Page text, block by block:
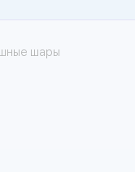
шары